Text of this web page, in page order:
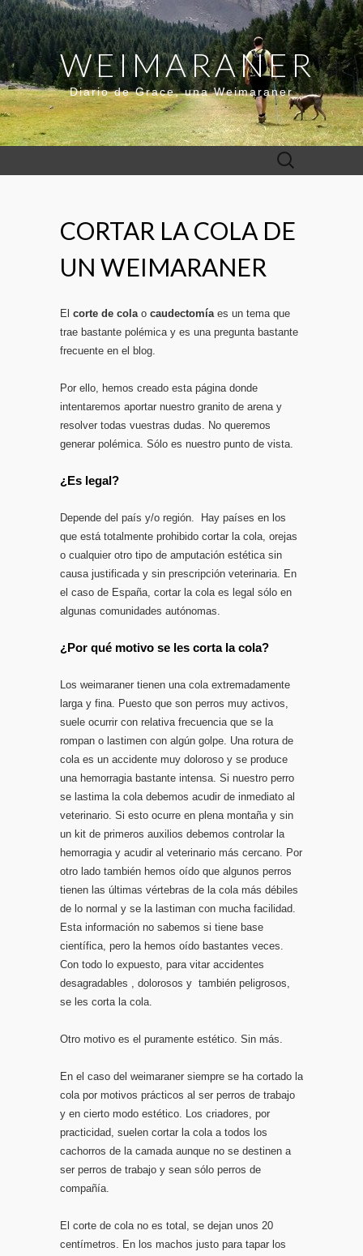
WEIMARANER
Diario de Grace, una Weimaraner
Buscar:
CORTAR LA COLA DE
UN WEIMARANER
El corte de colao caudectomíaes un tema que
trae bastante polémica y es una pregunta bastante
frecuente en el blog.
Por ello, hemos creado esta página donde
intentaremos aportar nuestro granito de arena y
resolver todas vuestras dudas. No queremos
generar polémica. Sólo es nuestro punto de vista.
¿Es legal?
Depende del país y/o región. Hay países en los
que está totalmente prohibido cortar la cola, orejas
o cualquier otro tipo de amputación estética sin
causa justificada y sin prescripción veterinaria. En
el caso de España, cortar la cola es legal sólo en
algunas comunidades autónomas.
¿Por qué motivo se les corta la cola?
Los weimaraner tienen una cola extremadamente
larga y fina. Puesto que son perros muy activos,
suele ocurrir con relativa frecuencia que se la
rompan o lastimen con algún golpe. Una rotura de
cola es un accidente muy doloroso y se produce
una hemorragia bastante intensa. Si nuestro perro
se lastima la cola debemos acudir de inmediato al
veterinario. Si esto ocurre en plena montaña y sin
un kit de primeros auxilios debemos controlar la
hemorragia y acudir al veterinario más cercano. Por
otro lado también hemos oído que algunos perros
tienen las últimas vértebras de la cola más débiles
de lo normal y se la lastiman con mucha facilidad.
Esta información no sabemos si tiene base
científica, pero la hemos oído bastantes veces.
Con todo lo expuesto, para vitar accidentes
desagradables , dolorosos y también peligrosos,
se les corta la cola.
Otro motivo es el puramente estético. Sin más.
En el caso del weimaraner siempre se ha cortado la
cola por motivos prácticos al ser perros de trabajo
y en cierto modo estético. Los criadores, por
practicidad, suelen cortar la cola a todos los
cachorros de la camada aunque no se destinen a
ser perros de trabajo y sean sólo perros de
compañía.
El corte de cola no es total, se dejan unos 20
centímetros. En los machos justo para tapar los